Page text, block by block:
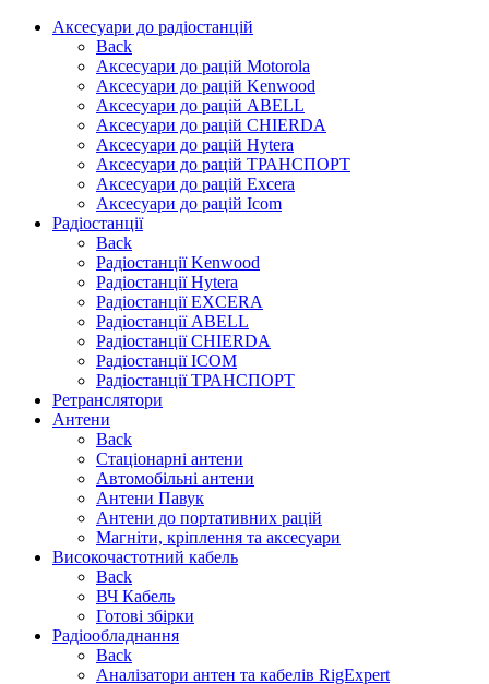
Аксесуари до радіостанцій
Back
Аксесуари до рацій Motorola
Аксесуари до рацій Kenwood
Аксесуари до рацій ABELL
Аксесуари до рацій CHIERDA
Аксесуари до рацій Hytera
Аксесуари до рацій ТРАНСПОРТ
Аксесуари до рацій Excera
Аксесуари до рацій Icom
Радіостанції
Back
Радіостанції Kenwood
Радіостанції Hytera
Радіостанції EXCERA
Радіостанції ABELL
Радіостанції CHIERDA
Радіостанції ICOM
Радіостанції ТРАНСПОРТ
Ретранслятори
Антени
Back
Стаціонарні антени
Автомобільні антени
Антени Павук
Антени до портативних рацій
Магніти, кріплення та аксесуари
Високочастотний кабель
Back
ВЧ Кабель
Готові збірки
Радіообладнання
Back
Аналізатори антен та кабелів RigExpert